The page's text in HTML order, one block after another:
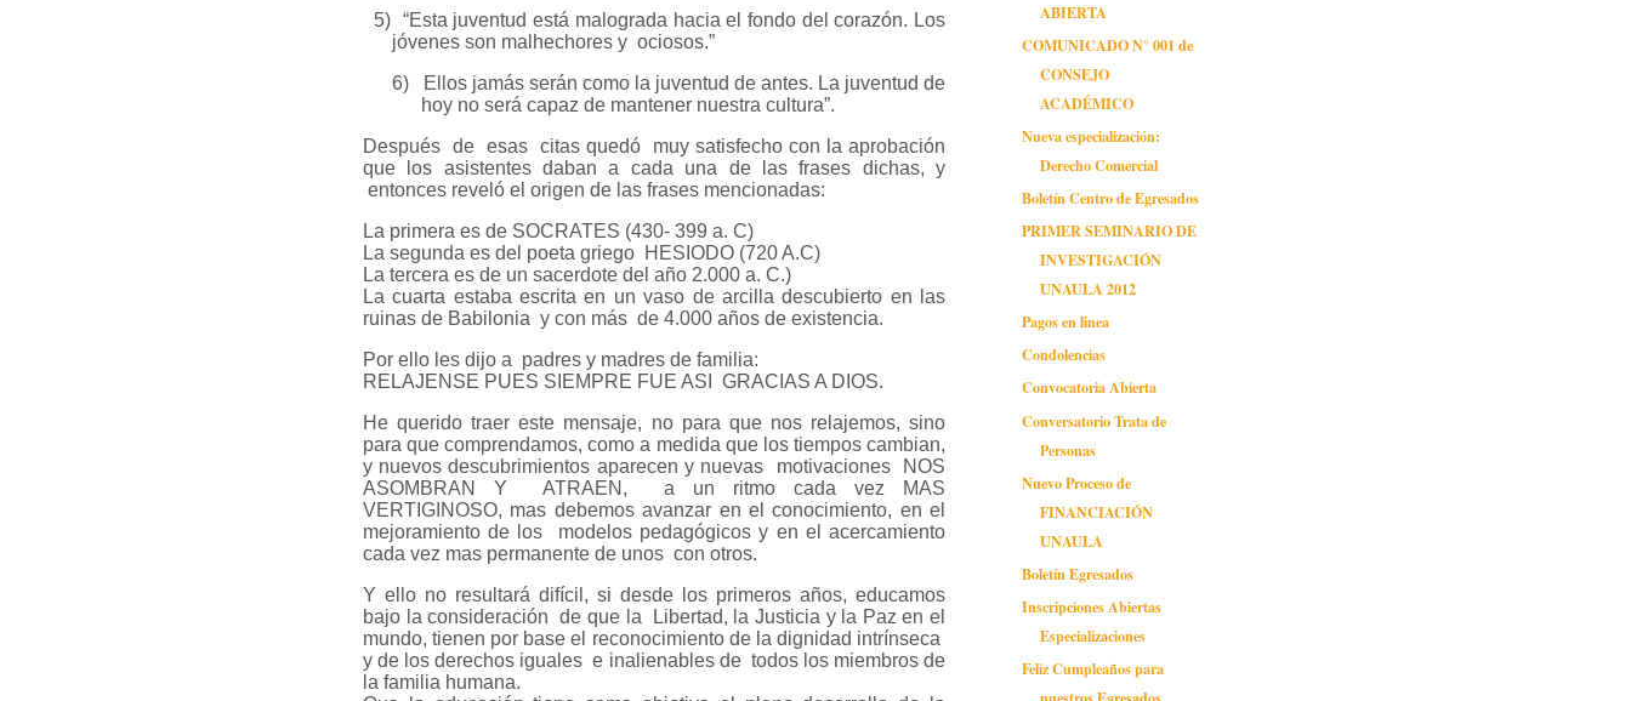
5) “Esta juventud está malograda hacia el fondo del corazón. Los
jóvenes son malhechores y ociosos.”
6)
Ellos jamás serán como la juventud de antes. La juventud de
hoy no será capaz de mantener nuestra cultura”.
Después de esas citas quedó muy satisfecho con la aprobación
que los asistentes daban a cada una de las frases dichas, y
entonces reveló el origen de las frases mencionadas:
La primera es de SOCRATES (430- 399 a. C)
La segunda es del poeta griego HESIODO (720 A.C)
La tercera es de un sacerdote del año 2.000 a. C.)
La cuarta estaba escrita en un vaso de arcilla descubierto en las
ruinas de Babilonia y con más de 4.000 años de existencia.
Por ello les dijo a padres y madres de familia:
RELAJENSE PUES SIEMPRE FUE ASI GRACIAS A DIOS.
He querido traer este mensaje, no para que nos relajemos, sino
para que comprendamos, como a medida que los tiempos cambian,
y nuevos descubrimientos aparecen y nuevas motivaciones NOS
ASOMBRAN Y ATRAEN, a un ritmo cada vez MAS
VERTIGINOSO, mas debemos avanzar en el conocimiento, en el
mejoramiento de los modelos pedagógicos y en el acercamiento
cada vez mas permanente de unos con otros.
Y ello no resultará difícil, si desde los primeros años, educamos
bajo la consideración de que la Libertad, la Justicia y la Paz en el
mundo, tienen por base el reconocimiento de la dignidad intrínseca
y de los derechos iguales e inalienables de todos los miembros de
la familia humana.
ABIERTA
COMUNICADO N° 001 de
CONSEJO
ACADÉMICO
Nueva especialización:
Derecho Comercial
Boletín Centro de Egresados
PRIMER SEMINARIO DE
INVESTIGACIÓN
UNAULA 2012
Pagos en linea
Condolencias
Convocatoria Abierta
Conversatorio Trata de
Personas
Nuevo Proceso de
FINANCIACIÓN
UNAULA
Boletín Egresados
Inscripciones Abiertas
Especializaciones
Feliz Cumpleaños para